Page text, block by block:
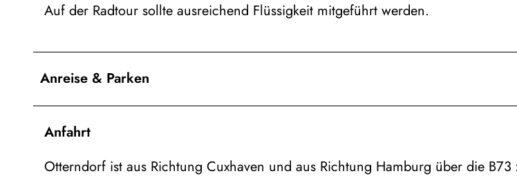
Auf der Radtour sollte ausreichend Flüssigkeit mitgeführt werden.
Anreise & Parken
Anfahrt
Otterndorf ist aus Richtung Cuxhaven und aus Richtung Hamburg über die B73